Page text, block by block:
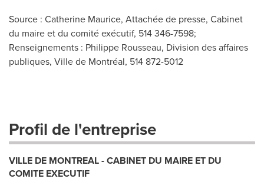
Source : Catherine Maurice, Attachée de presse, Cabinet
du maire et du comité exécutif, 514 346-7598;
Renseignements : Philippe Rousseau, Division des affaires
publiques, Ville de Montréal, 514 872-5012
Profil de l'entreprise
VILLE DE MONTREAL - CABINET DU MAIRE ET DU
COMITE EXECUTIF